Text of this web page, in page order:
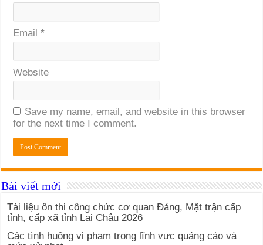
Email*
Website
Save my name, email, and website in this browser
for the next time I comment.
Bài viết mới
Tài liệu ôn thi công chức cơ quan Đảng, Mặt trận cấp
tỉnh, cấp xã tỉnh Lai Châu 2026
Các tình huống vi phạm trong lĩnh vực quảng cáo và